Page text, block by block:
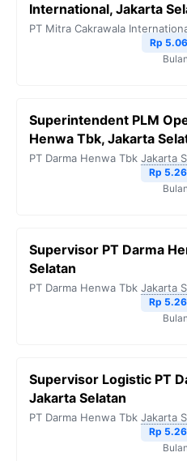
International, Jakarta
PT Mitra Cakrawala
Rp
Superintendent PLM
Henwa Tbk, Jakarta
PT Darma Henwa Tbk Jakarta
Rp
Supervisor PT Darma
Selatan
PT Darma Henwa Tbk Jakarta
Rp
Supervisor Logistic PT
Jakarta Selatan
PT Darma Henwa Tbk Jakarta
Rp